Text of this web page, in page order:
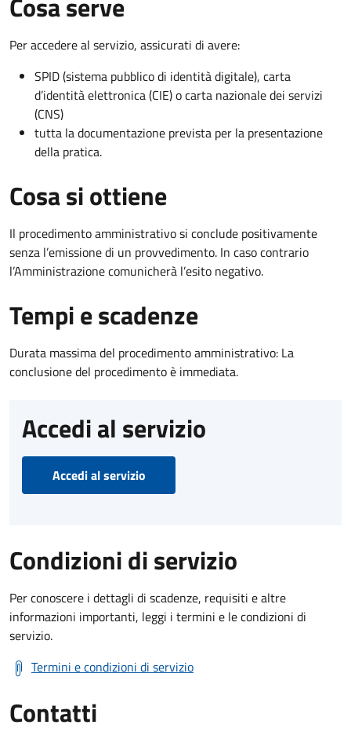
Per accedere al servizio, assicurati di avere:
SPID (sistema pubblico di identità digitale), carta
d’identità elettronica (CIE) o carta nazionale dei servizi
(CNS)
tutta la documentazione prevista per la presentazione
della pratica.
Cosa si ottiene
Il procedimento amministrativo si conclude positivamente
senza l’emissione di un provvedimento. In caso contrario
l’Amministrazione comunicherà l’esito negativo.
Tempi e scadenze
Durata massima del procedimento amministrativo: La
conclusione del procedimento è immediata.
Accedi al servizio
Accedi al servizio
Condizioni di servizio
Per conoscere i dettagli di scadenze, requisiti e altre
informazioni importanti, leggi i termini e le condizioni di
servizio.
Termini e condizioni di servizio
Contatti